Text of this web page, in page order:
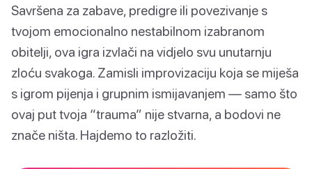
Savršena za zabave, predigre ili povezivanje s
tvojom emocionalno nestabilnom izabranom
obitelji, ova igra izvlači na vidjelo svu unutarnju
zloću svakoga. Zamisli improvizaciju koja se miješa
s igrom pijenja i grupnim ismijavanjem — samo što
ovaj put tvoja “trauma” nije stvarna, a bodovi ne
znače ništa. Hajdemo to razložiti.